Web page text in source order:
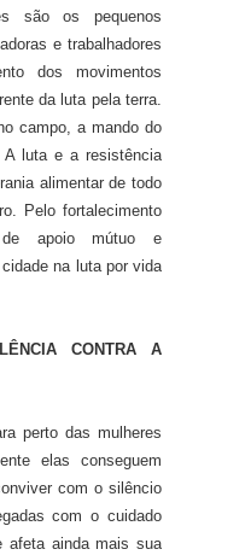
são os pequenos
e trabalhadores
dos movimentos
da luta pela terra.
campo, a mando do
A luta e a resistência
alimentar de todo
Pelo fortalecimento
apoio mútuo e
na luta por vida
CONTRA A
perto das mulheres
elas conseguem
com o silêncio
com o cuidado
ainda mais sua